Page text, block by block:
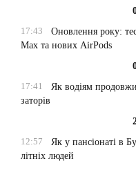
17:43
Оновлення року:
Max та нових AirPods
17:41
Як водіям
заторів
12:57
Як у пансіонаті в
літніх людей